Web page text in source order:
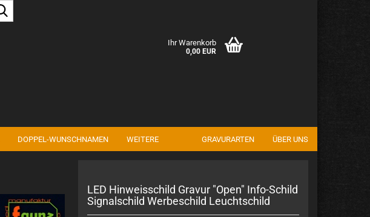
Sprache auswählen
Ihr Warenkorb
0,00 EUR
DOPPEL-WUNSCHNAMEN GRAVURARTEN ÜBER UNS
WEITERE
LED Hin­weis­schild Gra­vur "Open" Info-​Schild
Si­gnal­schild Wer­be­schild Leucht­schild